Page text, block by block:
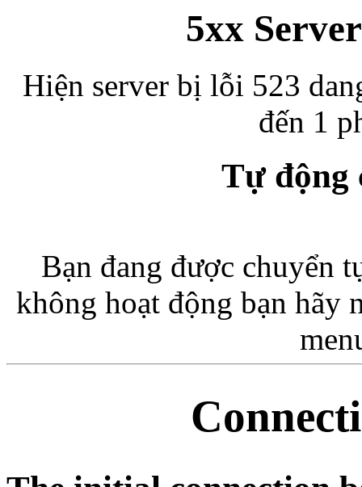
5xx
Hiện server bị lỗi 523
đến 1
Tự động
Bạn đang được chuyển
không hoạt động bạn hãy